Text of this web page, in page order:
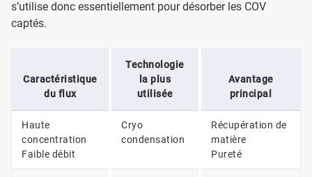
s’utilise donc essentiellement pour désorber les COV
captés.
Caractéristique
du flux
Technologie
la plus
utilisée
Avantage
principal
Haute
concentration
Faible débit
Cryo
condensation
Récupération de
matière
Pureté